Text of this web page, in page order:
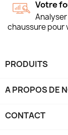
Votre
chaussure pour
PRODUITS
A PROPOS DE
CONTACT